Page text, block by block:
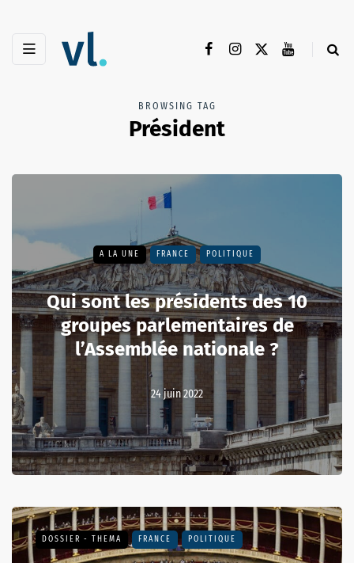
BROWSING TAG
Président
A LA UNE FRANCE POLITIQUE
Qui sont les présidents des 10
groupes parlementaires de
l’Assemblée nationale ?
24 juin 2022
DOSSIER - THEMA FRANCE POLITIQUE